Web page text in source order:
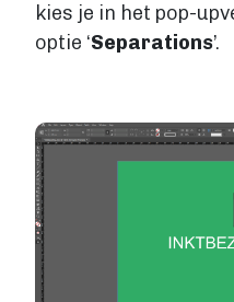
kies je in het pop-
optie ‘Separations’.
Image